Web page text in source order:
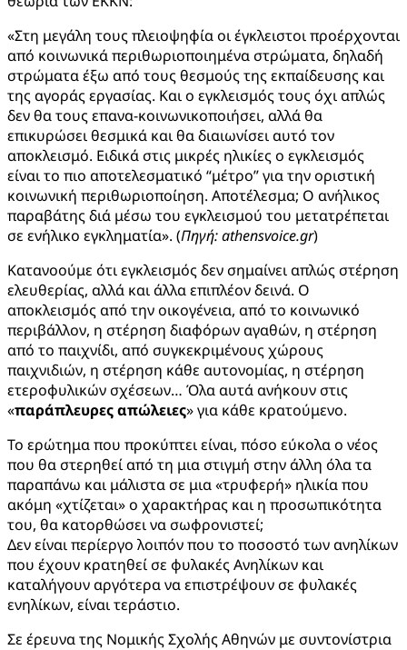
«Στη μεγάλη τους πλειοψηφία οι έγκλειστοι προέρχονται
από κοινωνικά περιθωριοποιημένα στρώματα, δηλαδή
στρώματα έξω από τους θεσμούς της εκπαίδευσης και
της αγοράς εργασίας. Και ο εγκλεισμός τους όχι απλώς
δεν θα τους επανα-κοινωνικοποιήσει, αλλά θα
επικυρώσει θεσμικά και θα διαιωνίσει αυτό τον
αποκλεισμό. Ειδικά στις μικρές ηλικίες ο εγκλεισμός
είναι το πιο αποτελεσματικό “μέτρο” για την οριστική
κοινωνική περιθωριοποίηση. Αποτέλεσμα; Ο ανήλικος
παραβάτης διά μέσω του εγκλεισμού του μετατρέπεται
σε ενήλικο εγκληματία». (Πηγή:athensvoice.gr)
Κατανοούμε ότι εγκλεισμός δεν σημαίνει απλώς στέρηση
ελευθερίας, αλλά και άλλα επιπλέον δεινά. Ο
αποκλεισμός από την οικογένεια, από το κοινωνικό
περιβάλλον, η στέρηση διαφόρων αγαθών, η στέρηση
από το παιχνίδι, από συγκεκριμένους χώρους
παιχνιδιών, η στέρηση κάθε αυτονομίας, η στέρηση
ετεροφυλικών σχέσεων… Όλα αυτά ανήκουν στις
«παράπλευρες απώλειες» για κάθε κρατούμενο.
Το ερώτημα που προκύπτει είναι, πόσο εύκολα ο νέος
που θα στερηθεί από τη μια στιγμή στην άλλη όλα τα
παραπάνω και μάλιστα σε μια «τρυφερή» ηλικία που
ακόμη «χτίζεται» ο χαρακτήρας και η προσωπικότητα
του, θα κατορθώσει να σωφρονιστεί;
Δεν είναι περίεργο λοιπόν που το ποσοστό των ανηλίκων
που έχουν κρατηθεί σε φυλακές Ανηλίκων και
καταλήγουν αργότερα να επιστρέψουν σε φυλακές
ενηλίκων, είναι τεράστιο.
Σε έρευνα της Νομικής Σχολής Αθηνών με συντονίστρια